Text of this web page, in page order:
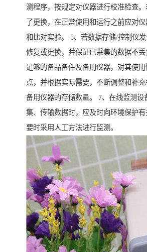
测程序，按规定对仪器进行校准检查
了更换，在正常使用和运行之前应对
和比对实验。 5、若数据存储/控制仪
修复或更换，并保证已采集的数据不
足够的备品备件及备用仪器，对其使
点，并根据实际需要，不断调整和补
备用仪器的存储数量。 7、在线监测设
集、传输数据时，应及时向环境保护
要时采用人工方法进行监测。